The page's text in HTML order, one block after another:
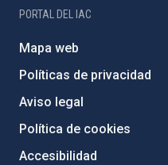
PORTAL DEL IAC
Mapa web
Políticas de privacidad
Aviso legal
Política de cookies
Accesibilidad